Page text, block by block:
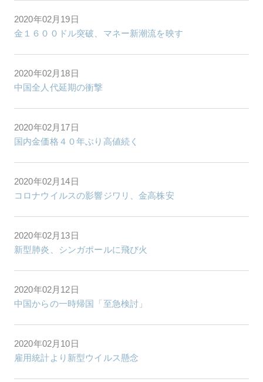
2020年02月19日
金１６００ドル突破、マネー新潮流を映す
2020年02月18日
中国全人代延期の衝撃
2020年02月17日
国内金価格４０年ぶり高値続く
2020年02月14日
コロナウイルスの影響ジワリ、金高株安
2020年02月13日
新型肺炎、シンガポールに飛び火
2020年02月12日
中国からの一時帰国「至急検討」
2020年02月10日
雇用統計より新型ウイルス懸念